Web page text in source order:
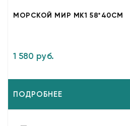
МОРСКОЙ МИР МК1 58*40СМ
1 580 руб.
ПОДРОБНЕЕ